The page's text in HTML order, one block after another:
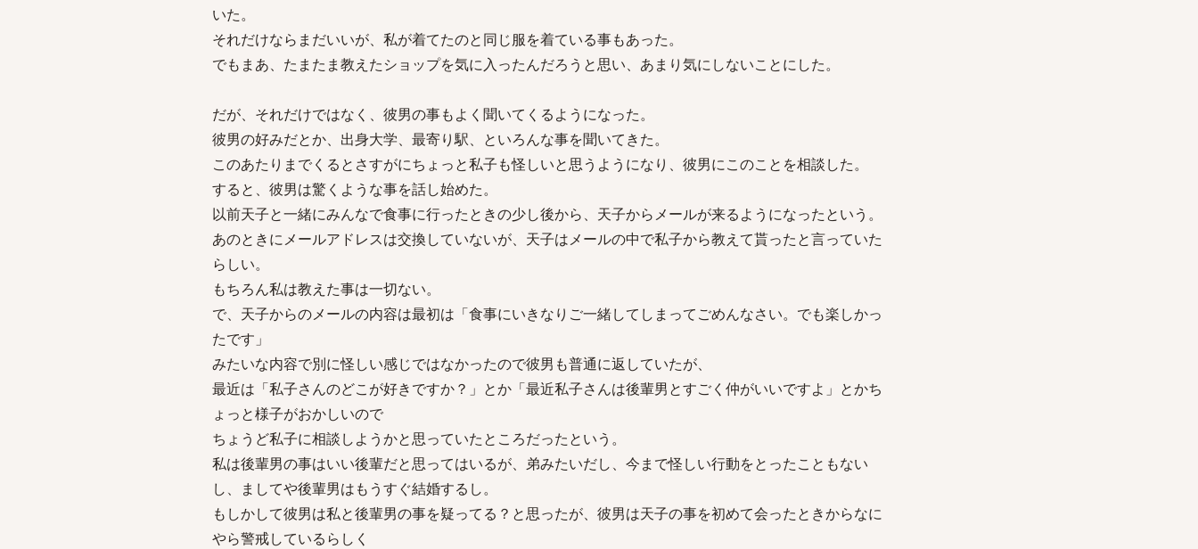
いた。
それだけならまだいいが、私が着てたのと同じ服を着ている事もあった。
でもまあ、たまたま教えたショップを気に入ったんだろうと思い、あまり気にしないことにした。
だが、それだけではなく、彼男の事もよく聞いてくるようになった。
彼男の好みだとか、出身大学、最寄り駅、といろんな事を聞いてきた。
このあたりまでくるとさすがにちょっと私子も怪しいと思うようになり、彼男にこのことを相談した。
すると、彼男は驚くような事を話し始めた。
以前天子と一緒にみんなで食事に行ったときの少し後から、天子からメールが来るようになったという。
あのときにメールアドレスは交換していないが、天子はメールの中で私子から教えて貰ったと言っていた
らしい。
もちろん私は教えた事は一切ない。
で、天子からのメールの内容は最初は「食事にいきなりご一緒してしまってごめんなさい。でも楽しかっ
たです」
みたいな内容で別に怪しい感じではなかったので彼男も普通に返していたが、
最近は「私子さんのどこが好きですか？」とか「最近私子さんは後輩男とすごく仲がいいですよ」とかち
ょっと様子がおかしいので
ちょうど私子に相談しようかと思っていたところだったという。
私は後輩男の事はいい後輩だと思ってはいるが、弟みたいだし、今まで怪しい行動をとったこともない
し、ましてや後輩男はもうすぐ結婚するし。
もしかして彼男は私と後輩男の事を疑ってる？と思ったが、彼男は天子の事を初めて会ったときからなに
やら警戒しているらしく